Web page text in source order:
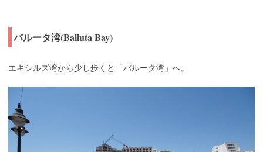
バルータ湾(Balluta Bay)
エキシルズ湾から少し歩くと「バルータ湾」へ。